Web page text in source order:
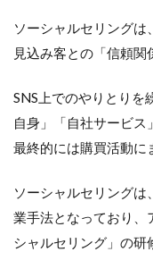
2.1
従来
動が
非効
率に
なっ
た
2.2
SNS
ソーシャルセリングは
見込み客との「信頼関
SNS上でのやりとりを
自身」「自社サービス
最終的には購買活動に
ソーシャルセリング
業手法となっており、
シャルセリング」の研